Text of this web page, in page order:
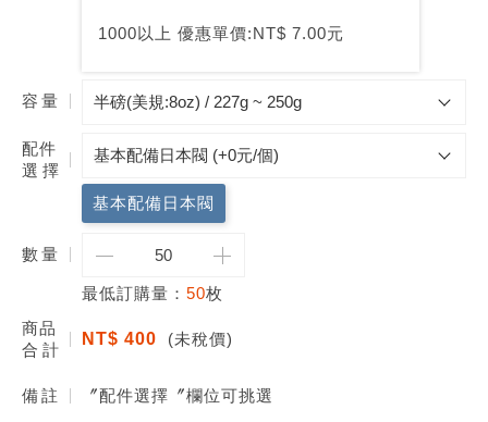
1000以上 優惠單價:NT$ 7.00元
容量
配件
選擇
基本配備日本閥
數量
最低訂購量： 50枚
商品
合計
NT$ 400 (未稅價)
備註 〞配件選擇〞欄位可挑選